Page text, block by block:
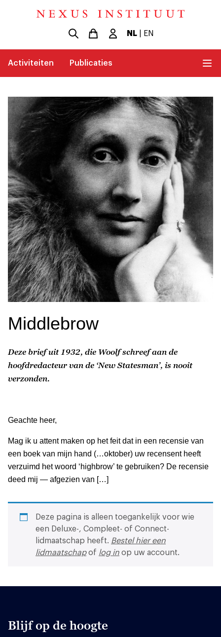
NL| EN
Activiteiten Publicaties
Middlebrow
Deze brief uit 1932, die Woolf schreef aan de
hoofdredacteur van de ‘New Statesman’, is nooit
verzonden.
Geachte heer,
Mag ik u attent maken op het feit dat in een recensie van
een boek van mijn hand (…oktober) uw recensent heeft
verzuimd het woord ‘highbrow’ te gebruiken? De recensie
deed mij — afgezien van […]
Deze pagina is alleen toegankelijk voor wie
een Deluxe-, Compleet- of Connect-
lidmaatschap heeft. Bestel hier een
lidmaatschapof log in op uw account.
Blijf op de hoogte